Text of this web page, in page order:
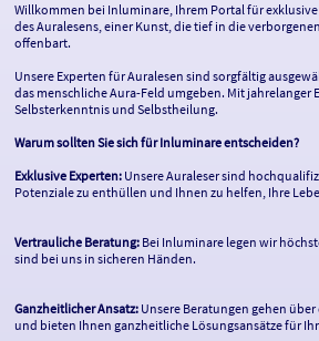
Willkommen bei Inluminare, Ihrem Portal für
des Auralesens, einer Kunst, die tief in die
offenbart.
Unsere Experten für Auralesen sind sorgfältig
das menschliche Aura-Feld umgeben. Mit
Selbsterkenntnis und Selbstheilung.
Warum sollten Sie sich für Inluminare entscheiden?
Exklusive Experten: Unsere Auraleser sind
Potenziale zu enthüllen und Ihnen zu helfen, Ihre
Vertrauliche Beratung: Bei Inluminare legen wir
sind bei uns in sicheren Händen.
Ganzheitlicher Ansatz: Unsere Beratungen gehen
und bieten Ihnen ganzheitliche Lösungsansätze für